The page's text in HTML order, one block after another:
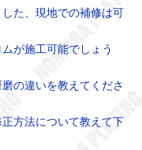
た、現地での補修は可
が施工可能でしょう
の違いを教えてくださ
方法について教えて下